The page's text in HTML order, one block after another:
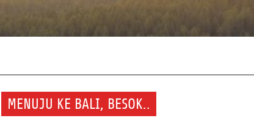
MENUJU KE BALI, BESOK..